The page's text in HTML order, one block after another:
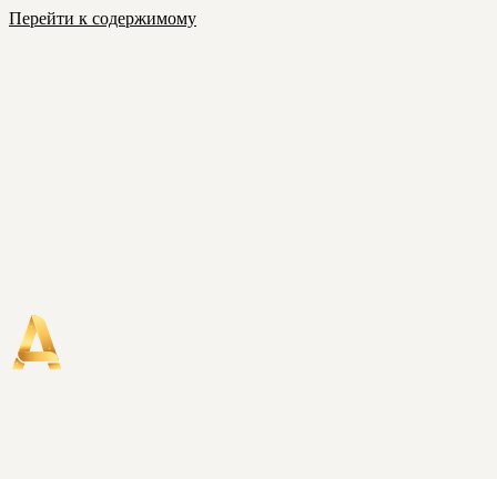
Перейти к содержимому